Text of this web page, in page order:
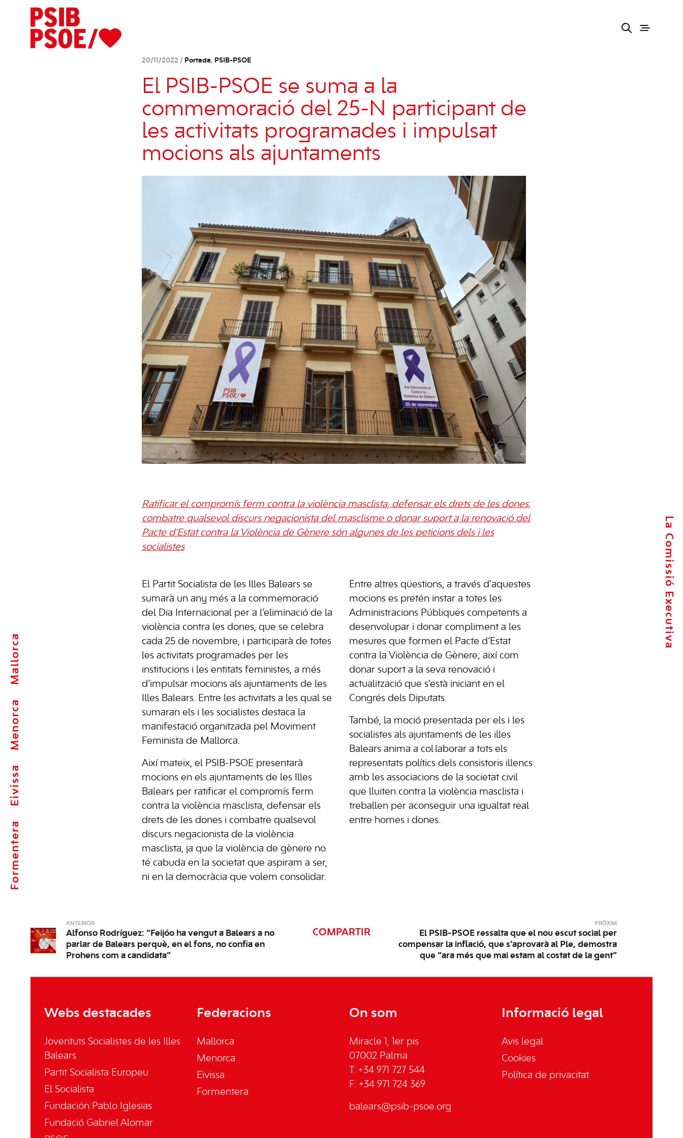
Formentera
Eivissa
Menorca
Mallorca
La Comissió Executiva
20/11/2022 / Portada, PSIB-PSOE
El PSIB-PSOE se suma a la
commemoració del 25-N participant de
les activitats programades i impulsat
mocions als ajuntaments
Ratificar el compromís ferm contra la violència masclista, defensar els drets de les dones,
combatre qualsevol discurs negacionista del masclisme o donar suport a la renovació del
Pacte d’Estat contra la Violència de Gènere són algunes de les peticions dels i les
socialistes
El Partit Socialista de les Illes Balears se
sumarà un any més a la commemoració
del Dia Internacional per a l’eliminació de la
violència contra les dones, que se celebra
cada 25 de novembre, i participarà de totes
les activitats programades per les
institucions i les entitats feministes, a més
d’impulsar mocions als ajuntaments de les
Illes Balears. Entre les activitats a les qual se
sumaran els i les socialistes destaca la
manifestació organitzada pel Moviment
Feminista de Mallorca.
Així mateix, el PSIB-PSOE presentarà
mocions en els ajuntaments de les Illes
Balears per ratificar el compromís ferm
contra la violència masclista, defensar els
drets de les dones i combatre qualsevol
discurs negacionista de la violència
masclista, ja que la violència de gènere no
té cabuda en la societat que aspiram a ser,
ni en la democràcia que volem consolidar.
Entre altres qüestions, a través d’aquestes
mocions es pretén instar a totes les
Administracions Públiques competents a
desenvolupar i donar compliment a les
mesures que formen el Pacte d’Estat
contra la Violència de Gènere; així com
donar suport a la seva renovació i
actualització que s’està iniciant en el
Congrés dels Diputats.
També, la moció presentada per els i les
socialistes als ajuntaments de les illes
Balears anima a col·laborar a tots els
representats polítics dels consistoris illencs
amb les associacions de la societat civil
que lluiten contra la violència masclista i
treballen per aconseguir una igualtat real
entre homes i dones.
ANTERIOR
Alfonso Rodríguez: “Feijóo ha vengut a Balears a no
parlar de Balears perquè, en el fons, no confia en
Prohens com a candidata”
COMPARTIR
PRÒXIM
El PSIB-PSOE ressalta que el nou escut social per
compensar la inflació, que s’aprovarà al Ple, demostra
que “ara més que mai estam al costat de la gent”
Webs destacades
Joventuts Socialistes de les Illes
Balears
Partit Socialista Europeu
El Socialista
Fundación Pablo Iglesias
Fundació Gabriel Alomar
Federacions
Mallorca
Menorca
Eivissa
Formentera
On som
Miracle 1, 1er pis
07002 Palma
T: +34 971 727 544
F: +34 971 724 369
balears@psib-psoe.org
Informació legal
Avis legal
Cookies
Política de privacitat